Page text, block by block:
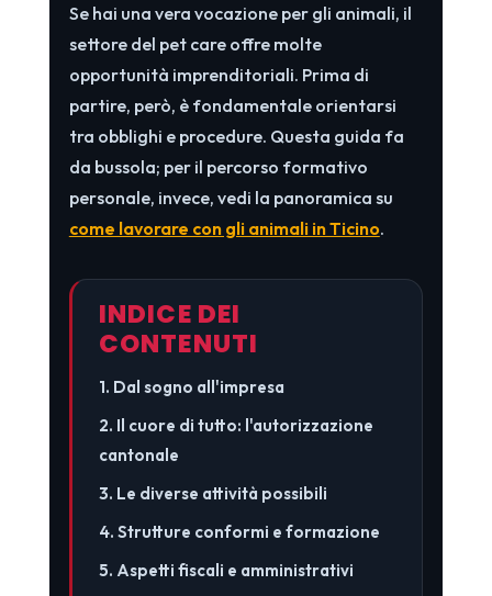
Se hai una vera vocazione per gli animali, il
settore del pet care offre molte
opportunità imprenditoriali. Prima di
partire, però, è fondamentale orientarsi
tra obblighi e procedure. Questa guida fa
da bussola; per il percorso formativo
personale, invece, vedi la panoramica su
come lavorare con gli animali in Ticino.
INDICE DEI
CONTENUTI
1. Dal sogno all'impresa
2. Il cuore di tutto: l'autorizzazione
cantonale
3. Le diverse attività possibili
4. Strutture conformi e formazione
5. Aspetti fiscali e amministrativi